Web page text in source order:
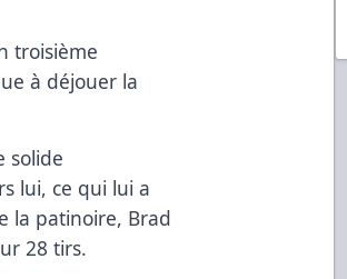
troisième
à déjouer la
solide
lui, ce qui lui a
la patinoire, Brad
28 tirs.